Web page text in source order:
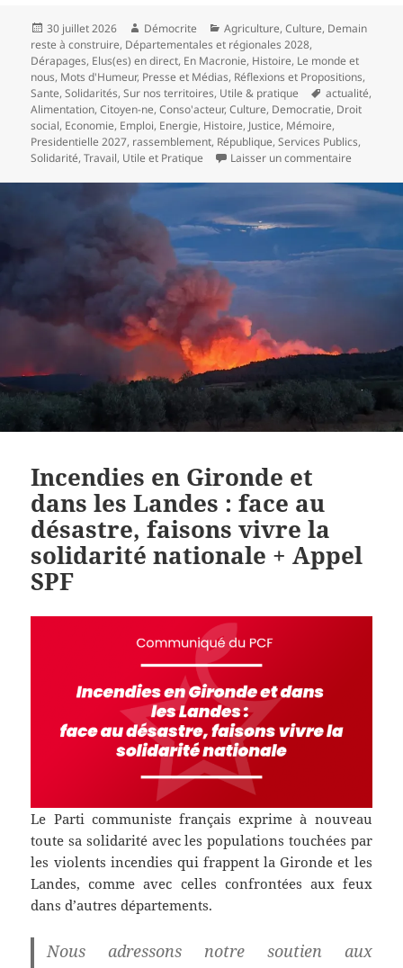
Publié
le
30 juillet 2026 Auteur
Démocrite Catégories
Agriculture,Culture, Demain
reste à construire, Départementales et régionales 2028,
Dérapages, Elus(es) en direct, En Macronie, Histoire, Le monde et
nous, Mots d'Humeur, Presse et Médias, Réflexions et Propositions,
Sante,Solidarités,Sur nos territoires, Utile & pratique
Mots-
clés
actualité,
Alimentation,Citoyen-ne,Conso'acteur,Culture, Democratie, Droit
social, Economie, Emploi, Energie, Histoire, Justice, Mémoire,
Presidentielle 2027, rassemblement, République,Services Publics,
Solidarité,Travail, Utile et Pratique Laisser un commentaire
Incendies en Gironde et
dans les Landes : face au
désastre, faisons vivre la
solidarité nationale + Appel
SPF
Le Parti communiste français exprime à nouveau
toute sa solidarité avec les populations touchées par
les violents incendies qui frappent la Gironde et les
Landes, comme avec celles confrontées aux feux
dans d’autres départements.
Nous adressons notre soutien aux